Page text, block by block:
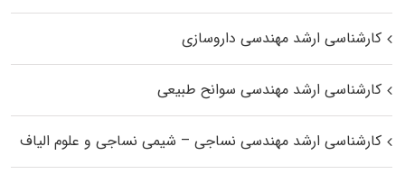
کارشناسی ارشد مهندسی داروسازی
کارشناسی ارشد مهندسی سوانح طبیعی
کارشناسی ارشد مهندسی نساجی – شیمی نساجی و علوم الیاف